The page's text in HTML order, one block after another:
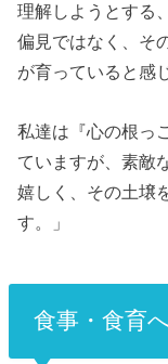
理解しようとする
偏見ではなく、そ
が育っていると感
私達は『心の根っ
ていますが、素敵
嬉しく、その土壌
す。」
食事・食育